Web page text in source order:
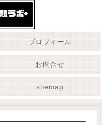
プロフィール
お問合せ
sitemap